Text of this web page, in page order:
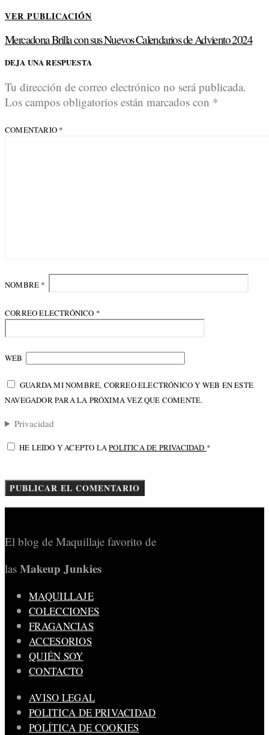
VER PUBLICACIÓN
Mercadona Brilla con sus Nuevos Calendarios de Adviento 2024
DEJA UNA RESPUESTA
Tu dirección de correo electrónico no será publicada.
Los campos obligatorios están marcados con *
COMENTARIO *
NOMBRE *
CORREO ELECTRÓNICO *
WEB
GUARDA MI NOMBRE, CORREO ELECTRÓNICO Y WEB EN ESTE
NAVEGADOR PARA LA PRÓXIMA VEZ QUE COMENTE.
Privacidad
HE LEÍDO Y ACEPTO LAPOLÍTICA DE PRIVACIDAD *
El blog de Maquillaje favorito de
las Makeup Junkies
MAQUILLAJE
COLECCIONES
FRAGANCIAS
ACCESORIOS
QUIÉN SOY
CONTACTO
AVISO LEGAL
POLITICA DE PRIVACIDAD
POLÍTICA DE COOKIES